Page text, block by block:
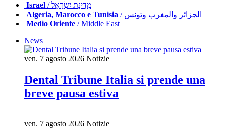
Israel
/ מְדִינַת יִשְׂרָאֵל
Algeria, Marocco e Tunisia
/ الجزائر والمغرب وتونس
Medio Oriente / Middle East
News
ven. 7 agosto 2026 Notizie
Dental Tribune Italia si prende una
breve pausa estiva
ven. 7 agosto 2026 Notizie